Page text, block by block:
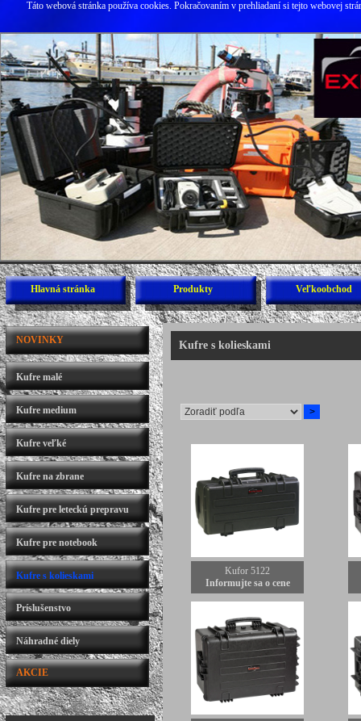
Táto webová stránka používa cookies. Pokračovaním v prehliadaní si tejto webovej
Hlavná stránka Produkty Veľkoobchod
NOVINKY
Kufre malé
Kufre medium
Kufre veľké
Kufre na zbrane
Kufre pre leteckú prepravu
Kufre pre notebook
Kufre s kolieskami
Príslušenstvo
Náhradné diely
AKCIE
Kufre s kolieskami
Kufor 5122
Informujte sa o cene